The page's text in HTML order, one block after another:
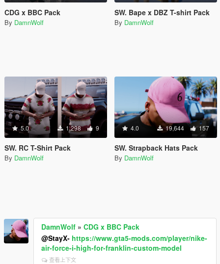
CDG x BBC Pack
By DamnWolf
SW. Bape x DBZ T-shirt Pack
By DamnWolf
5.0 1,298 9
SW. RC T-Shirt Pack
By DamnWolf
4.0 19,644 157
SW. Strapback Hats Pack
By DamnWolf
DamnWolf » CDG x BBC Pack
@StayX- https://www.gta5-mods.com/player/nike-
air-force-i-high-for-franklin-custom-model
查看上下文